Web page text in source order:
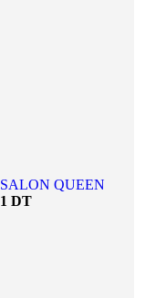
SALON QUEEN
1 DT